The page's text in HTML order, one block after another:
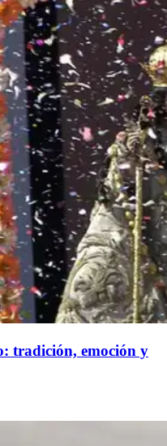
tradición, emoción y